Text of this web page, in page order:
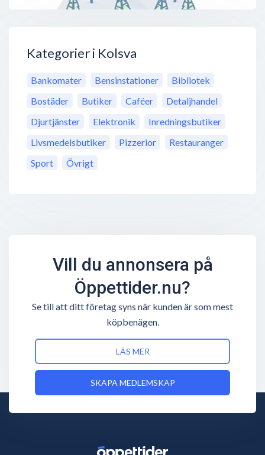
Kategorier i Kolsva
Bankomater Bensinstationer
Bibliotek
Bostäder
Butiker Caféer
Detaljhandel
Djurtjänster
Elektronik
Inredningsbutiker
Livsmedelsbutiker
Pizzerior
Restauranger
Sport
Övrigt
Vill du annonsera på
Öppettider.nu?
Se till att ditt företag syns när kunden är som mest
köpbenägen.
LÄS MER
SKAPA MEDLEMSKAP